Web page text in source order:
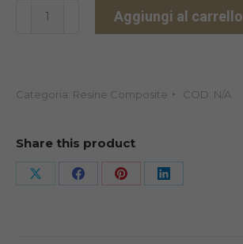
SIGNUM
quantità
Aggiungi al carrello
Categoria: Resine Composite COD: N/A
Share this product
Share
Share Share Share